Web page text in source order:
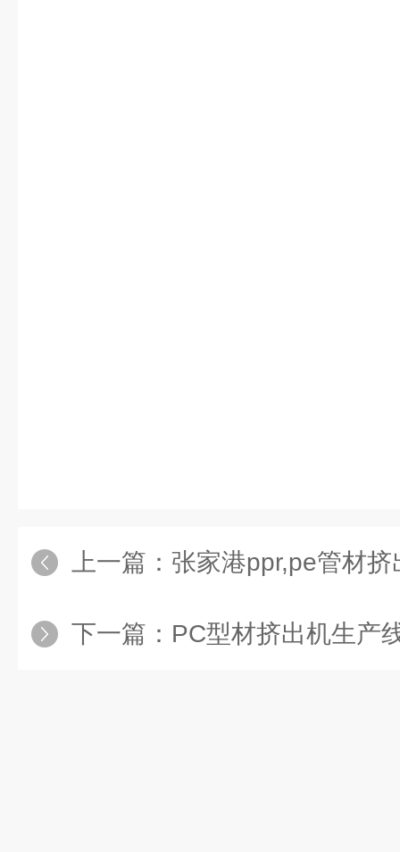
上一篇： 张家港ppr,pe管材
下一篇： PC型材挤出机生产